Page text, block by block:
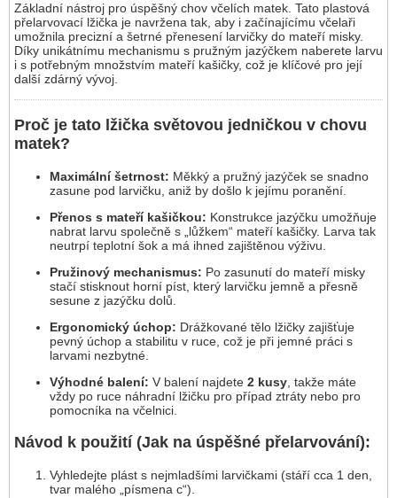
Základní nástroj pro úspěšný chov včelích matek. Tato plastová
přelarvovací lžička je navržena tak, aby i začínajícímu včelaři
umožnila precizní a šetrné přenesení larvičky do mateří misky.
Díky unikátnímu mechanismu s pružným jazýčkem naberete larvu
i s potřebným množstvím mateří kašičky, což je klíčové pro její
další zdárný vývoj.
Proč je tato lžička světovou jedničkou v chovu
matek?
Maximální šetrnost: Měkký a pružný jazýček se snadno
zasune pod larvičku, aniž by došlo k jejímu poranění.
Přenos s mateří kašičkou: Konstrukce jazýčku umožňuje
nabrat larvu společně s „lůžkem“ mateří kašičky. Larva tak
neutrpí teplotní šok a má ihned zajištěnou výživu.
Pružinový mechanismus: Po zasunutí do mateří misky
stačí stisknout horní píst, který larvičku jemně a přesně
sesune z jazýčku dolů.
Ergonomický úchop: Drážkované tělo lžičky zajišťuje
pevný úchop a stabilitu v ruce, což je při jemné práci s
larvami nezbytné.
Výhodné balení: V balení najdete 2 kusy , takže máte
vždy po ruce náhradní lžičku pro případ ztráty nebo pro
pomocníka na včelnici.
Návod k použití (Jak na úspěšné přelarvování):
Vyhledejte plást s nejmladšími larvičkami (stáří cca 1 den,
tvar malého „písmena c“).